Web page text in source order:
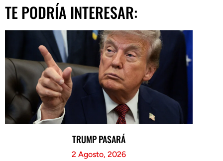
TE PODRÍA INTERESAR:
TRUMP PASARÁ
2 Agosto, 2026